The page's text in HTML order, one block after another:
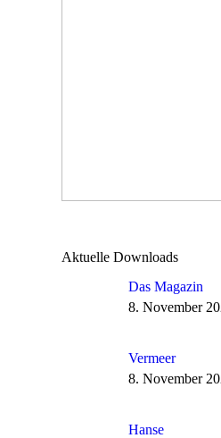
Aktuelle Downloads
Das Magazin
8. November
Vermeer
8. November
Hanse